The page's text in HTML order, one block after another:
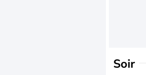
Soir